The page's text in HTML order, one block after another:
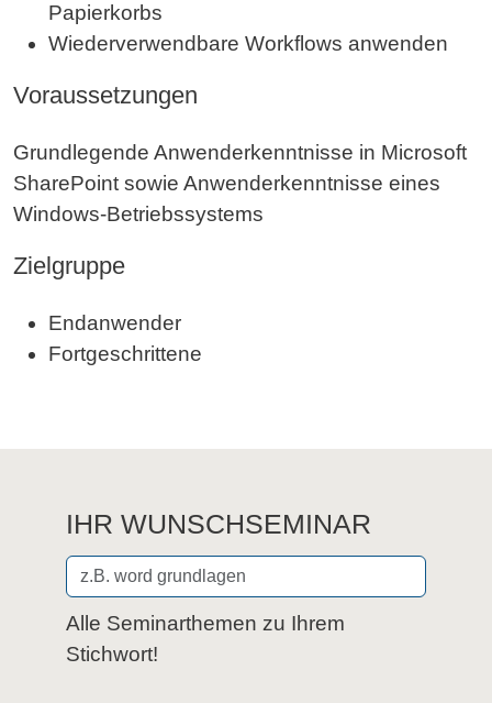
Papierkorbs
Wiederverwendbare Workflows anwenden
Voraussetzungen
Grundlegende Anwenderkenntnisse in Microsoft
SharePoint sowie Anwenderkenntnisse eines
Windows-Betriebssystems
Zielgruppe
Endanwender
Fortgeschrittene
IHR WUNSCHSEMINAR
Alle Seminarthemen zu Ihrem
Stichwort!